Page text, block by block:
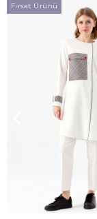
Fırsat Ürünü